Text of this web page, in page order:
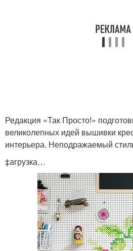
Редакция «Так Просто!»
великолепных идей вышивки
интерьера. Неподражаемый
‡агрузка…